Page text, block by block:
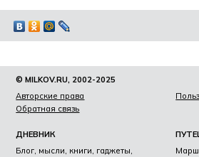
© MILKOV.RU, 2002-2025
Авторские права
Обратная связь
ДНЕВНИК
Блог, мысли, книги, гаджеты,